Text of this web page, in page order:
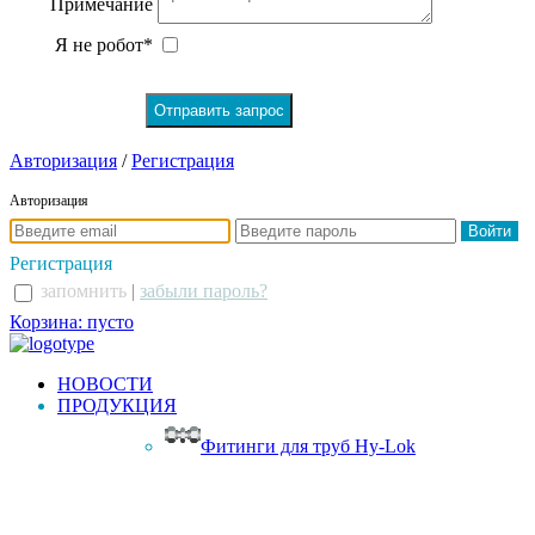
Примечание
Я не робот*
Авторизация /Регистрация
Авторизация
Регистрация
запомнить
забыли пароль?
Корзина: пусто
НОВОСТИ
ПРОДУКЦИЯ
Фитинги для труб Hy-Lok